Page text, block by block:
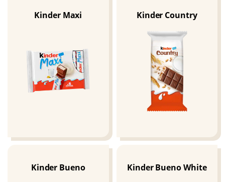
Kinder Maxi Kinder Country
Kinder Bueno Kinder Bueno White